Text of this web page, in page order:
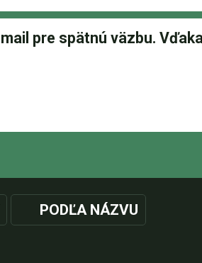
PODĽA NÁZVU